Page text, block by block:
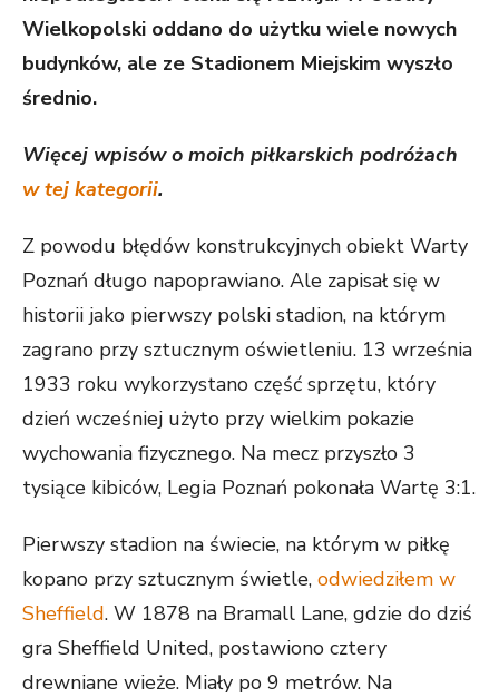
Wielkopolski oddano do użytku wiele nowych
budynków, ale ze Stadionem Miejskim wyszło
średnio.
Więcej wpisów o moich piłkarskich podróżach
w tej kategorii.
Z powodu błędów konstrukcyjnych obiekt Warty
Poznań długo napoprawiano. Ale zapisał się w
historii jako pierwszy polski stadion, na którym
zagrano przy sztucznym oświetleniu. 13 września
1933 roku wykorzystano część sprzętu, który
dzień wcześniej użyto przy wielkim pokazie
wychowania fizycznego. Na mecz przyszło 3
tysiące kibiców, Legia Poznań pokonała Wartę 3:1.
Pierwszy stadion na świecie, na którym w piłkę
kopano przy sztucznym świetle, odwiedziłem w
Sheffield. W 1878 na Bramall Lane, gdzie do dziś
gra Sheffield United, postawiono cztery
drewniane wieże. Miały po 9 metrów. Na